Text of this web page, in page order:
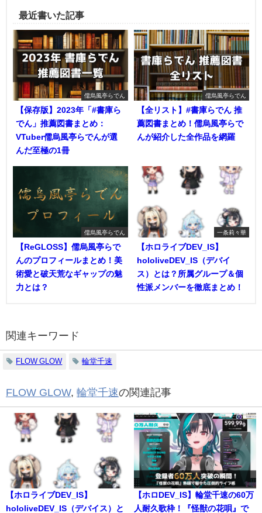
最近書いた記事
儒烏風亭らでん
【保存版】2023年「#書庫ら
でん」推薦図書まとめ：
VTuber儒烏風亭らでんが選
んだ至極の1冊
儒烏風亭らでん
【全リスト】#書庫らでん 推
薦図書まとめ！儒烏風亭らで
んが紹介した全作品を網羅
儒烏風亭らでん
【ReGLOSS】儒烏風亭らで
んのプロフィールまとめ！美
術愛と破天荒なギャップの魅
力とは？
一条莉々華
【ホロライブDEV_IS】
hololiveDEV_IS（デバイ
ス）とは？所属グループ＆個
性派メンバーを徹底まとめ！
関連キーワード
FLOW GLOW 輪堂千速
FLOW GLOW, 輪堂千速の関連記事
【ホロライブDEV_IS】
hololiveDEV_IS（デバイス）と
【ホロDEV_IS】輪堂千速の60万
人耐久歌枠！『怪獣の花唄』で